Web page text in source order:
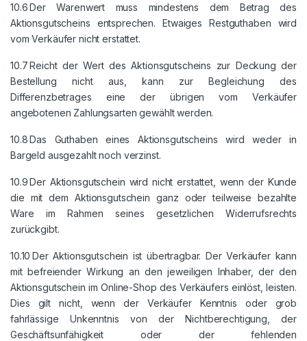
10.6 Der Warenwert muss mindestens dem Betrag des
Aktionsgutscheins entsprechen. Etwaiges Restguthaben wird
vom Verkäufer nicht erstattet.
10.7 Reicht der Wert des Aktionsgutscheins zur Deckung der
Bestellung nicht aus, kann zur Begleichung des
Differenzbetrages eine der übrigen vom Verkäufer
angebotenen Zahlungsarten gewählt werden.
10.8 Das Guthaben eines Aktionsgutscheins wird weder in
Bargeld ausgezahlt noch verzinst.
10.9 Der Aktionsgutschein wird nicht erstattet, wenn der Kunde
die mit dem Aktionsgutschein ganz oder teilweise bezahlte
Ware im Rahmen seines gesetzlichen Widerrufsrechts
zurückgibt.
10.10 Der Aktionsgutschein ist übertragbar. Der Verkäufer kann
mit befreiender Wirkung an den jeweiligen Inhaber, der den
Aktionsgutschein im Online-Shop des Verkäufers einlöst, leisten.
Dies gilt nicht, wenn der Verkäufer Kenntnis oder grob
fahrlässige Unkenntnis von der Nichtberechtigung, der
Geschäftsunfähigkeit oder der fehlenden